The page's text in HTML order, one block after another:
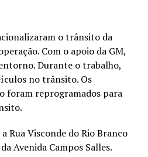
o trânsito da
Com o apoio da GM,
Durante o trabalho,
no trânsito. Os
foram reprogramados para
Rua Visconde do Rio Branco
Avenida Campos Salles.